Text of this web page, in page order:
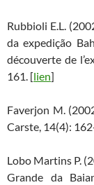
Rubbioli E.L.
da expedição
découverte de
161. [lien]
Faverjon M.
Carste, 14(4):
Lobo Martins P.
Grande da